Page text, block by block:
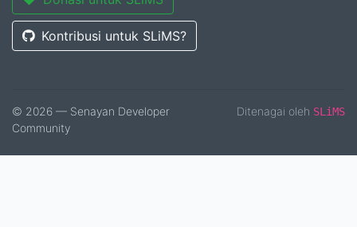
Kontribusi untuk SLiMS?
© 2026 — Senayan Developer
Community
Ditenagai oleh SLiMS